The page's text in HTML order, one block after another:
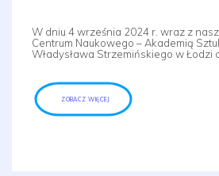
W dniu 4 września 2024 r. wraz z
Centrum Naukowego – Akademią
Władysława Strzemińskiego w Łodzi
ZOBACZ WIĘCEJ